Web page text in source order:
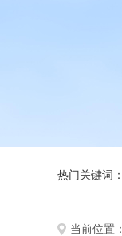
热门关键词：
当前位置：